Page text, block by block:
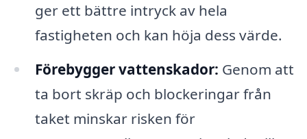
ger ett bättre intryck av hela
fastigheten och kan höja dess värde.
Förebygger vattenskador: Genom att
ta bort skräp och blockeringar från
taket minskar risken för